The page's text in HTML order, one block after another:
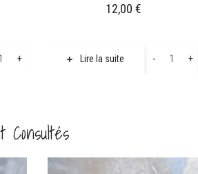
+
12,00 €
Lire la suite -
quantité
en
+
Consultés